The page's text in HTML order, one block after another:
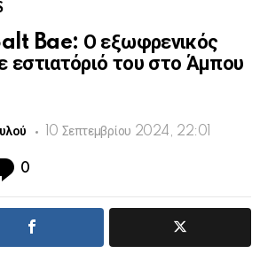
Bae: Ο εξωφρενικός
εστιατόριό του στο Άμπου
10 Σεπτεμβρίου 2024, 22:01
0